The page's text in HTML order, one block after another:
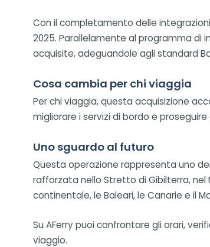
Con il completamento delle
2025. Parallelamente al programma di
acquisite, adeguandole agli standard
Cosa cambia per chi viaggia
Per chi viaggia, questa acquisizione
migliorare i servizi di bordo e
Uno sguardo al futuro
Questa operazione rappresenta uno
rafforzata nello Stretto di Gibilterra, nel
continentale, le Baleari, le Canarie e il
Su AFerry puoi confrontare gli orari,
viaggio.